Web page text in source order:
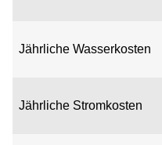
Jährliche Wasserkosten
Jährliche Stromkosten